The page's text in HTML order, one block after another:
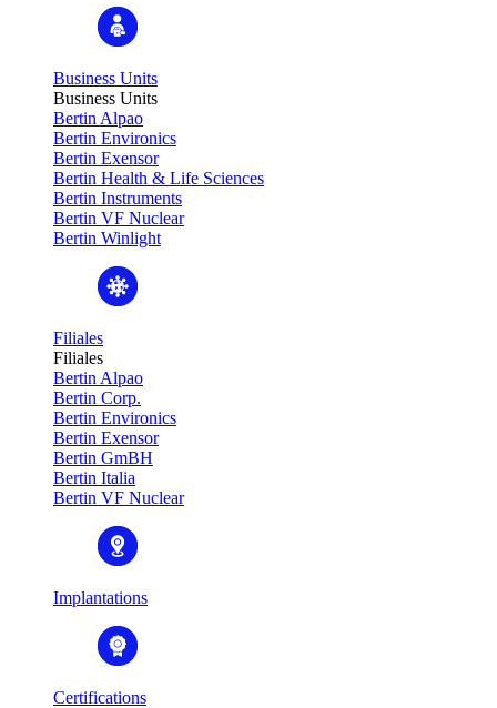
Business Units
Business Units
Bertin Alpao
Bertin Environics
Bertin Exensor
Bertin Health & Life Sciences
Bertin Instruments
Bertin VF Nuclear
Bertin Winlight
Filiales
Filiales
Bertin Alpao
Bertin Corp.
Bertin Environics
Bertin Exensor
Bertin GmBH
Bertin Italia
Bertin VF Nuclear
Implantations
Certifications